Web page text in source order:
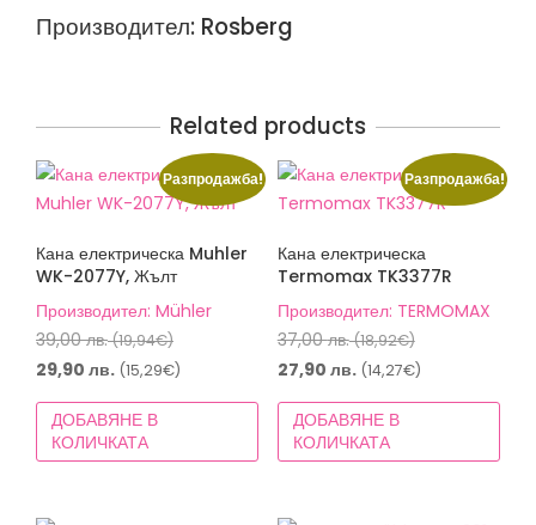
Производител: Rosberg
Related products
Разпродажба!
Кана електрическа Muhler
WK-2077Y, Жълт
Производител: Mühler
39,00лв.(19,94€)Original
price
was:
29,90 лв. (15,29€)
цена
29,90 лв.
ДОБАВЯНЕ В
КОЛИЧКАТА
Разпродажба!
Кана електрическа
Termomax TK3377R
Производител: TERMOMAX
37,00лв.(18,92€)Original
price
was:
27,90 лв.(14,27€)Текущата
цена
27,90 лв.
ДОБАВЯНЕ В
КОЛИЧКАТА